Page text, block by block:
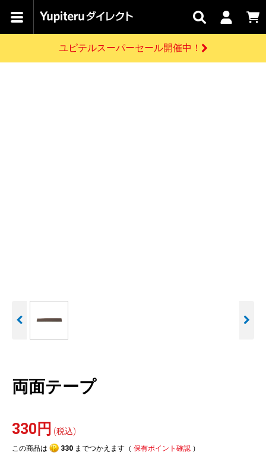
カテゴリで
キャン
ペーン
関連
サービス
お問い
合わせ
はじめての
駐車監視セット
開催中のキャンペーン
お買い物ガイド
ログインする
ユピテルスーパーセール開催中！
両面テープ
330円 (税込)
この商品は 330 までつかえます（ 保有ポイント確認 ）